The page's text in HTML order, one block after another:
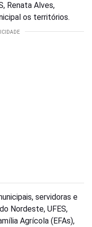
Renata Alves,
os territórios.
servidoras e
Nordeste, UFES,
Agrícola (EFAs),